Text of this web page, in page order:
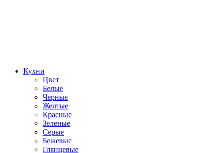
Кухни
Цвет
Белые
Черные
Желтые
Красные
Зеленые
Серые
Бежевые
Глянцевые